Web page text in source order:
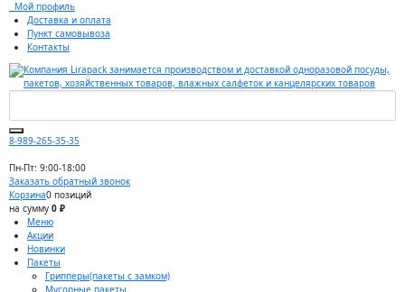
Мой профиль
Доставка и оплата
Пункт самовывоза
Контакты
8-989-265-35-35
Пн-Пт: 9:00-18:00
Заказать обратный звонок
Корзина0 позиций
на сумму 0 ₽
Меню
Акции
Новинки
Пакеты
Грипперы(пакеты с замком)
Мусорные пакеты